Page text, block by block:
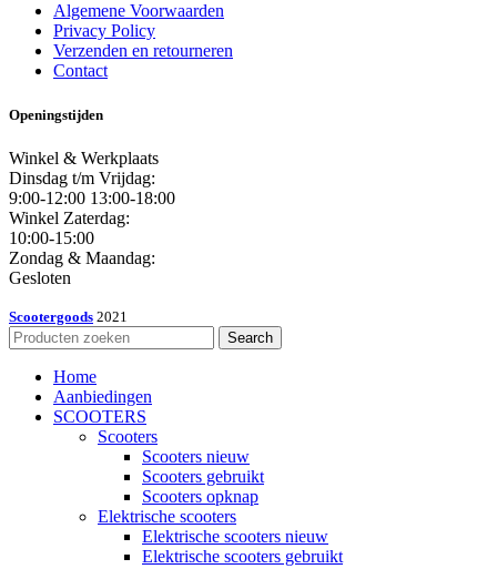
Algemene Voorwaarden
Privacy Policy
Verzenden en retourneren
Contact
Openingstijden
Winkel & Werkplaats
Dinsdag t/m Vrijdag:
9:00-12:00 13:00-18:00
Winkel Zaterdag:
10:00-15:00
Zondag & Maandag:
Gesloten
Scootergoods 2021
Search
Home
Aanbiedingen
SCOOTERS
Scooters
Scooters nieuw
Scooters gebruikt
Scooters opknap
Elektrische scooters
Elektrische scooters nieuw
Elektrische scooters gebruikt